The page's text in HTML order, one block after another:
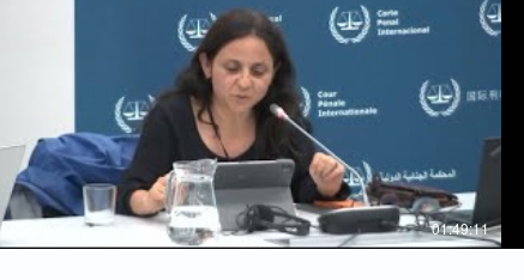
Lire la vidéo
01:49:11